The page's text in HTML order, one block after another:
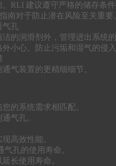
RLI 建议遵守严格的储存条
南对于防止潜在风险至关重
气孔
的润滑剂外，管理进出系统
小心。防止污垢和湿气的侵
气装置的更精细细节。
的系统需求相匹配。
气孔。
高效性能。
孔的使用寿命。
长使用寿命。